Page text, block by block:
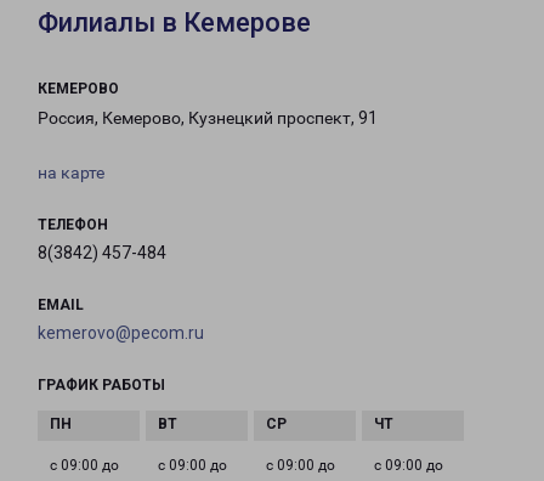
Филиалы в Кемерове
КЕМЕРОВО
Россия, Кемерово, Кузнецкий проспект, 91
на карте
ТЕЛЕФОН
8(3842) 457-484
EMAIL
kemerovo@pecom.ru
ГРАФИК РАБОТЫ
с 09:00 до с 09:00 до с 09:00 до с 09:00 до